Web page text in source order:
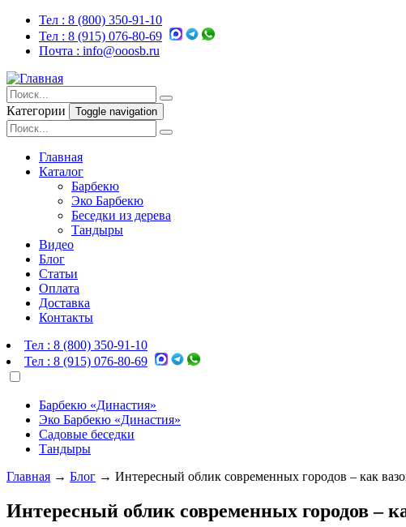
Тел : 8 (800) 350-91-10
Тел : 8 (915) 076-80-69
Почта : info@ooosb.ru
Категории Toggle navigation
Главная
Каталог
Барбекю
Эко Барбекю
Беседки из дерева
Тандыры
Видео
Блог
Статьи
Оплата
Доставка
Контакты
Тел : 8 (800) 350-91-10
Тел : 8 (915) 076-80-69
Барбекю «Династия»
Эко Барбекю «Династия»
Садовые беседки
Тандыры
Главная → Блог → Интересный облик современных городов – как
Интересный облик современных городов –